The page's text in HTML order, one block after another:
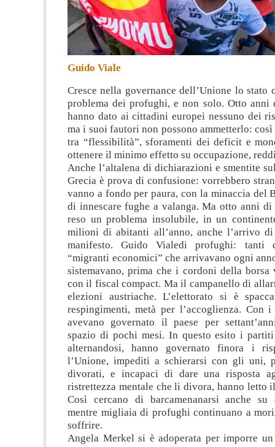
Guido Viale
Cresce nella governance dell’Unione lo stato
problema dei profughi, e non solo. Otto anni
hanno dato ai cittadini europei nessuno dei
ma i suoi fautori non possono ammetterlo: così
tra “flessibilità”, sforamenti dei deficit e
ottenere il minimo effetto su occupazione,
Anche l’altalena di dichiarazioni e smentite
Grecia è prova di confusione: vorrebbero
vanno a fondo per paura, con la minaccia del
di innescare fughe a valanga. Ma otto anni di
reso un problema insolubile, in un
milioni di abitanti all’anno, anche l’arrivo
manifesto. Guido Vialedi profughi: tanti
“migranti economici” che arrivavano ogni
sistemavano, prima che i cordoni della borsa
con il fiscal compact. Ma il campanello di
elezioni austriache. L’elettorato si è
respingimenti, metà per l’accoglienza. Con
avevano governato il paese per
spazio di pochi mesi. In questo esito i
alternandosi, hanno governato finora i
l’Unione, impediti a schierarsi con gli uni,
divorati, e incapaci di dare una risposta
ristrettezza mentale che li divora, hanno letto
Così cercano di barcamenanarsi anche su
mentre migliaia di profughi continuano a
soffrire.
Angela Merkel si è adoperata per imporre